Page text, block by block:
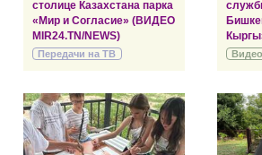
столице Казахстана парка
«Мир и Согласие» (ВИДЕО
MIR24.TN/NEWS)
Передачи на ТВ